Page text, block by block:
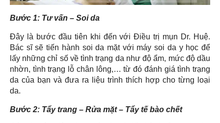
Bước 1: Tư vấn – Soi da
Đây là bước đầu tiên khi đến với Điều trị mụn Dr. Huệ.
Bác sĩ sẽ tiến hành soi da mặt với máy soi da y học để
lấy những chỉ số về tình trạng da như độ ẩm, mức độ dầu
nhờn, tình trạng lỗ chân lông,… từ đó đánh giá tình trạng
da của bạn và đưa ra liệu trình thích hợp cho từng loại
da.
Bước 2: Tẩy trang – Rửa mặt – Tẩy tế bào chết